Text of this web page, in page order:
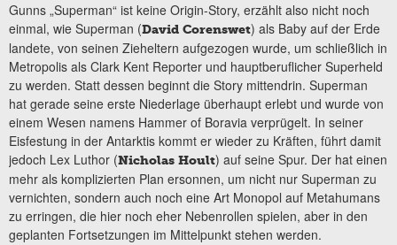
Gunns „Superman“ ist keine Origin-Story, erzählt also nicht noch
einmal, wie Superman (David Corenswet) als Baby auf der Erde
landete, von seinen Zieheltern aufgezogen wurde, um schließlich in
Metropolis als Clark Kent Reporter und hauptberuflicher Superheld
zu werden. Statt dessen beginnt die Story mittendrin. Superman
hat gerade seine erste Niederlage überhaupt erlebt und wurde von
einem Wesen namens Hammer of Boravia verprügelt. In seiner
Eisfestung in der Antarktis kommt er wieder zu Kräften, führt damit
jedoch Lex Luthor (Nicholas Hoult) auf seine Spur. Der hat einen
mehr als komplizierten Plan ersonnen, um nicht nur Superman zu
vernichten, sondern auch noch eine Art Monopol auf Metahumans
zu erringen, die hier noch eher Nebenrollen spielen, aber in den
geplanten Fortsetzungen im Mittelpunkt stehen werden.